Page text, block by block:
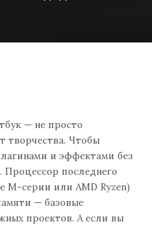
— не просто
творчества. Чтобы
и эффектами без
Процессор последнего
M-серии или AMD Ryzen)
— базовые
проектов. А если вы